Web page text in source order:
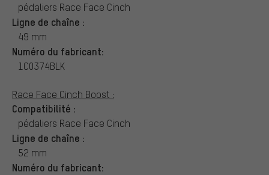
pédaliers Race Face Cinch
Ligne de chaîne :
49 mm
Numéro du fabricant:
1C0374BLK
Race Face Cinch Boost :
Compatibilité :
pédaliers Race Face Cinch
Ligne de chaîne :
52 mm
Numéro du fabricant: